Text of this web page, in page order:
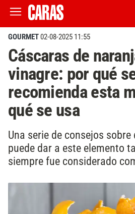
GOURMET02-08-2025 11:55
Cáscaras de
vinagre: por qué
recomienda esta
qué se usa
Una serie de consejos sobre
puede dar a este elemento
siempre fue considerado